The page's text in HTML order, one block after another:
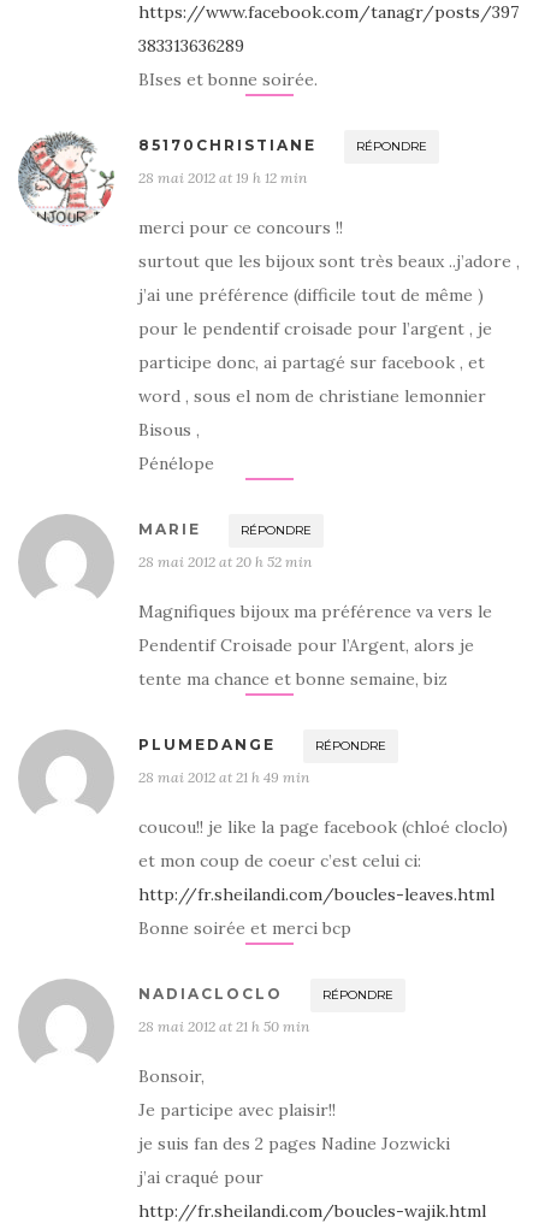
https://www.facebook.com/tanagr/posts/397
383313636289
BIses et bonne soirée.
85170CHRISTIANE RÉPONDRE
28 mai 2012 at 19 h 12 min
merci pour ce concours !!
surtout que les bijoux sont très beaux ..j’adore ,
j’ai une préférence (difficile tout de même )
pour le pendentif croisade pour l’argent , je
participe donc, ai partagé sur facebook , et
word , sous el nom de christiane lemonnier
Bisous ,
Pénélope
MARIE RÉPONDRE
28 mai 2012 at 20 h 52 min
Magnifiques bijoux ma préférence va vers le
Pendentif Croisade pour l’Argent, alors je
tente ma chance et bonne semaine, biz
PLUMEDANGE RÉPONDRE
28 mai 2012 at 21 h 49 min
coucou!! je like la page facebook (chloé cloclo)
et mon coup de coeur c’est celui ci:
http://fr.sheilandi.com/boucles-leaves.html
Bonne soirée et merci bcp
NADIACLOCLO RÉPONDRE
28 mai 2012 at 21 h 50 min
Bonsoir,
Je participe avec plaisir!!
je suis fan des 2 pages Nadine Jozwicki
j’ai craqué pour
http://fr.sheilandi.com/boucles-wajik.html